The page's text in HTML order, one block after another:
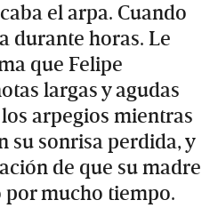
el arpa. Cuando
durante horas. Le
que Felipe
largas y agudas
arpegios mientras
su sonrisa perdida, y
de que su madre
mucho tiempo.